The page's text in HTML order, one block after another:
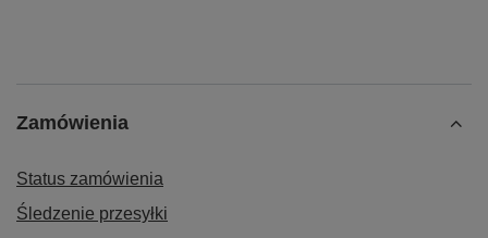
Zamówienia
Status zamówienia
Śledzenie przesyłki